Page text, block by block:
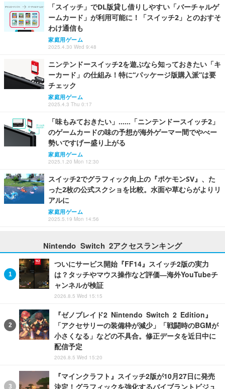
「スイッチ」でDL版貸し借りしやすい「バーチャルゲ
ームカード」が利用可能に！「スイッチ2」とのおすそ
わけ通信も
家庭用ゲーム
2025.4.30 Wed 9:48
ニンテンドースイッチ2を遊ぶなら知っておきたい「キ
ーカード」の仕組み！特に“パッケージ版購入派”は要
チェック
家庭用ゲーム
2025.4.3 Thu 0:17
「味もみておきたい」……「ニンテンドースイッチ2」
のゲームカードの味の予想が海外ゲーマー間でやべー
勢いですげー盛り上がる
家庭用ゲーム
2025.1.20 Mon 12:30
スイッチ2でグラフィック向上の『ポケモンSV』、た
った2枚の公式スクショを比較。水面や草むらがよりリ
アルに
家庭用ゲーム
2025.5.19 Mon 14:56
Nintendo Switch 2アクセスランキング
ついにサービス開始『FF14』スイッチ2版の実力
は？タッチやマウス操作など評価―海外YouTubeチ
ャンネルが検証
2026.8.5 Wed 15:15
『ゼノブレイド2 Nintendo Switch 2 Edition』
「アクセサリーの装備枠が減少」「戦闘時のBGMが
小さくなる」などの不具合。修正データを近日中に
配信予定
2026.8.5 Wed 15:20
『マインクラフト』スイッチ2版が10月27日に発売
決定！グラフィックを強化するバイブラントビジュ